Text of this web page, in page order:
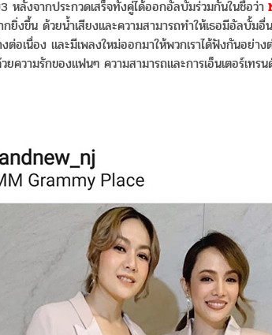
หลังจากประกวดเสร็จทั้งคู่ได้ออกอัลบั้มร่วมกันในชื่อว่า
ยิ่งขึ้น ด้วยน้ำเสียงและความสามารถทำให้เธอมีอัลบั้
ต่อเนื่อง และมีเพลงใหม่ออกมาให้พวกเราได้ฟังกันอย่
ยความรักของแฟนๆ ความสามารถและการเอ็นเตอร์เทร